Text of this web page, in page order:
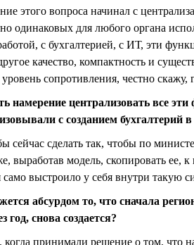
этого вопроса начинал с
одинаковых для любого органа
с бухгалтерией, с ИТ, эти
качество, компактность и
сопротивления, честно
намерение централизовать все
с созданием
сейчас сделать так, чтобы по
выработав модель, скопировать ее,
само выстроило у себя внутри такую
абсурдом то, что сначала
год, снова создается?
принимали решение о том, что